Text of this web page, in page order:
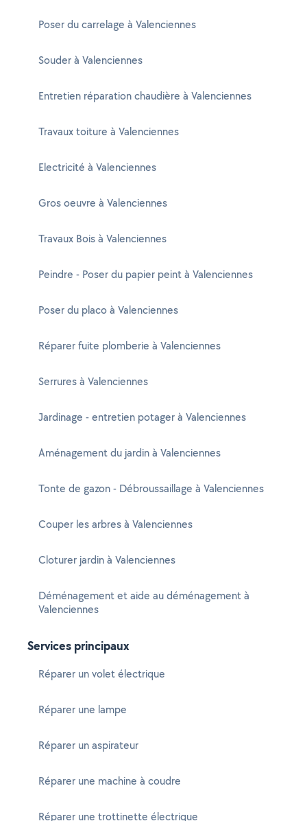
Poser du carrelage à Valenciennes
Souder à Valenciennes
Entretien réparation chaudière à Valenciennes
Travaux toiture à Valenciennes
Electricité à Valenciennes
Gros oeuvre à Valenciennes
Travaux Bois à Valenciennes
Peindre - Poser du papier peint à Valenciennes
Poser du placo à Valenciennes
Réparer fuite plomberie à Valenciennes
Serrures à Valenciennes
Jardinage - entretien potager à Valenciennes
Aménagement du jardin à Valenciennes
Tonte de gazon - Débroussaillage à Valenciennes
Couper les arbres à Valenciennes
Cloturer jardin à Valenciennes
Déménagement et aide au déménagement à
Valenciennes
Services principaux
Réparer un volet électrique
Réparer une lampe
Réparer un aspirateur
Réparer une machine à coudre
Réparer une trottinette électrique